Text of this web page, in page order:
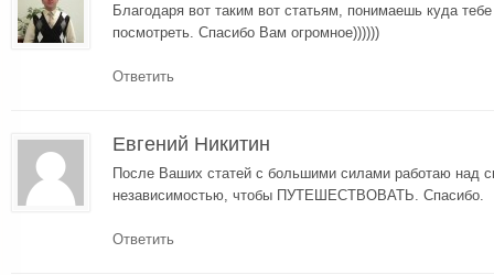
Благодаря вот таким вот статьям, понимаешь куда
посмотреть. Спасибо Вам огромное))))))
Ответить
Евгений Никитин
После Ваших статей с большими силами работаю над
независимостью, чтобы ПУТЕШЕСТВОВАТЬ. Спасибо.
Ответить